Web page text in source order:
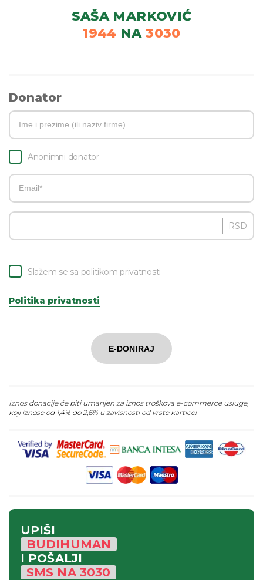
SAŠA MARKOVIĆ
1944 NA 3030
Donator
Anonimni donator
RSD
Slažem se sa politikom privatnosti
Politika privatnosti
E-DONIRAJ
Iznos donacije će biti umanjen za iznos troškova e-commerce usluge,
koji iznose od 1,4% do 2,6% u zavisnosti od vrste kartice!
UPIŠI
BUDIHUMAN
I POŠALJI
SMS NA3030